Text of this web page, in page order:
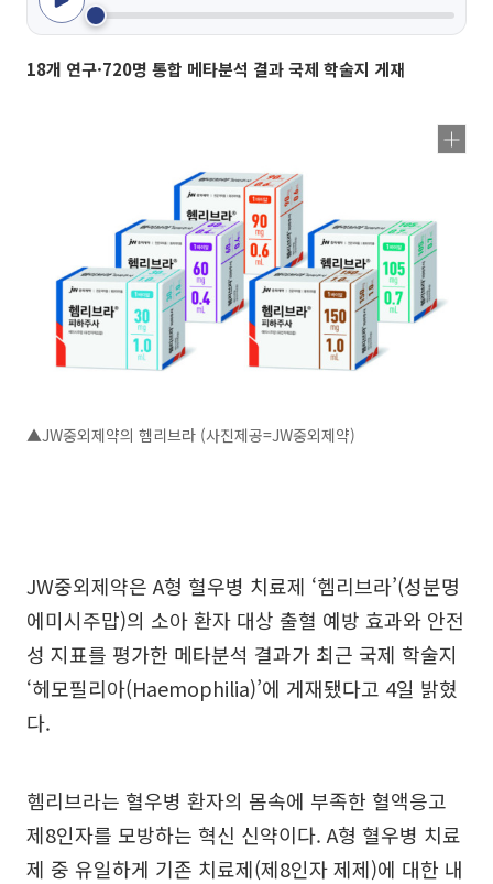
18개 연구·720명 통합 메타분석 결과 국제 학술지 게재
▲JW중외제약의 헴리브라 (사진제공=JW중외제약)
JW중외제약은 A형 혈우병 치료제 ‘헴리브라’(성분명
에미시주맙)의 소아 환자 대상 출혈 예방 효과와 안전
성 지표를 평가한 메타분석 결과가 최근 국제 학술지
‘헤모필리아(Haemophilia)’에 게재됐다고 4일 밝혔
다.
헴리브라는 혈우병 환자의 몸속에 부족한 혈액응고
제8인자를 모방하는 혁신 신약이다. A형 혈우병 치료
제 중 유일하게 기존 치료제(제8인자 제제)에 대한 내